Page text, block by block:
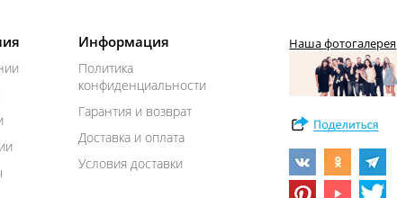
Информация
Политика
конфиденциальности
Гарантия и возврат
Доставка и оплата
Условия доставки
Наша фотогалерея